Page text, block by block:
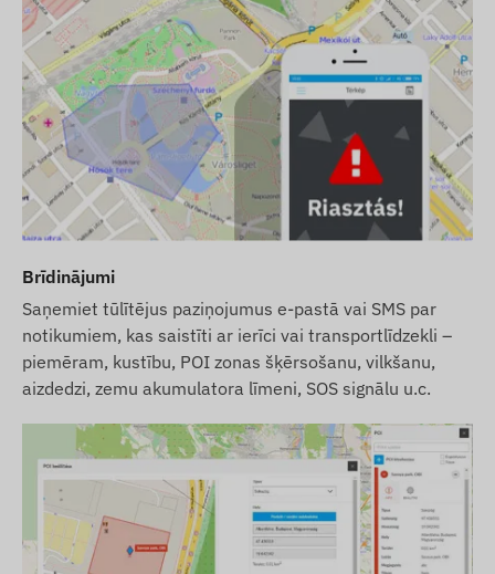
Brīdinājumi
Saņemiet tūlītējus paziņojumus e-pastā vai SMS par
notikumiem, kas saistīti ar ierīci vai transportlīdzekli –
piemēram, kustību, POI zonas šķērsošanu, vilkšanu,
aizdedzi, zemu akumulatora līmeni, SOS signālu u.c.